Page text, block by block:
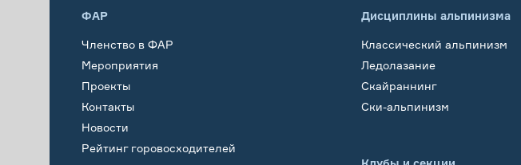
ФАР
Членство в ФАР
Мероприятия
Проекты
Контакты
Новости
Рейтинг горовосходителей
Дисциплины альпинизма
Классический альпинизм
Ледолазание
Скайраннинг
Ски-альпинизм